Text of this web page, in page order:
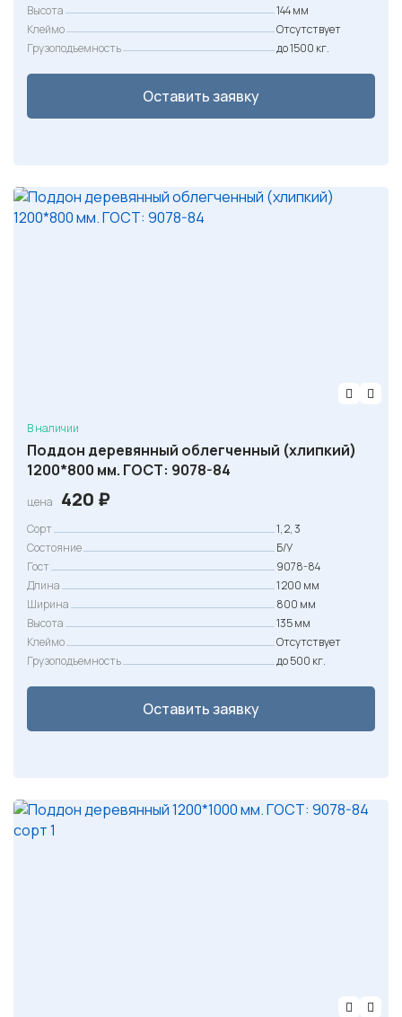
0
Высота
144 мм
Клеймо
Отсутствует
Грузоподъемность
до 1500 кг.
Оставить заявку
В наличии
Поддон деревянный облегченный (хлипкий)
1200*800 мм. ГОСТ: 9078-84
цена 420 ₽
Сорт
1, 2, 3
Состояние
Б/У
Гост
9078-84
Длина
1 200 мм
Ширина
800 мм
Высота
135 мм
Клеймо
Отсутствует
Грузоподъемность
до 500 кг.
Оставить заявку